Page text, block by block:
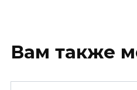
Вам также